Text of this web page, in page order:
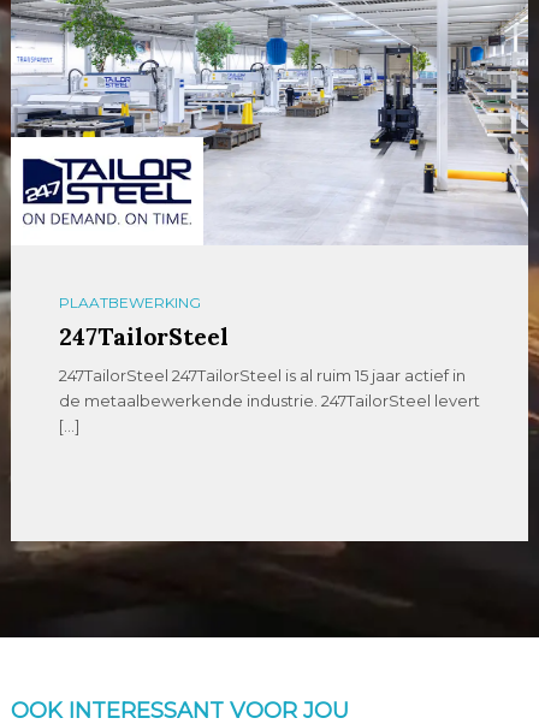
PLAATBEWERKING
247TailorSteel
247TailorSteel 247TailorSteel is al ruim 15 jaar actief in
de metaalbewerkende industrie. 247TailorSteel levert
[…]
OOK INTERESSANT VOOR JOU